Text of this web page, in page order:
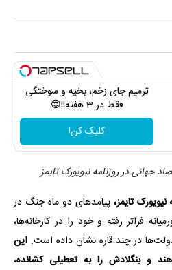
ترمیم جای زخم، بخیه و سوختگی
فقط در 3 هفته!!😍
کلیک کن!
جهانی در روزنامه نیویورک تایمز
تایمز، پیامدهای دو ماه جنگ در
فراتر رفته و خود را در کارخانه‌ها،
دولت‌ها در چند قاره نشان داده است. این
و بنگلادش را به تعطیلی کشانده،